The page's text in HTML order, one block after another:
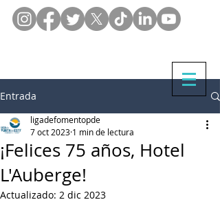
Entrada
¡Felices 75 años, Hotel
L'Auberge!
ligadefomentopde
7 oct 2023 1 min de lectura
Actualizado: 2 dic 2023